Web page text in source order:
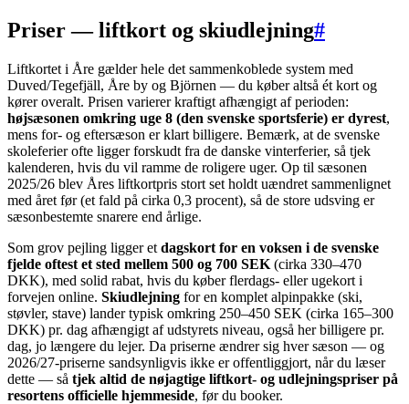
Priser — liftkort og skiudlejning#
Liftkortet i Åre gælder hele det sammenkoblede system med
Duved/Tegefjäll, Åre by og Björnen — du køber altså ét kort og
kører overalt. Prisen varierer kraftigt afhængigt af perioden:
højsæsonen omkring uge 8 (den svenske sportsferie) er dyrest,
mens for- og eftersæson er klart billigere. Bemærk, at de svenske
skoleferier ofte ligger forskudt fra de danske vinterferier, så tjek
kalenderen, hvis du vil ramme de roligere uger. Op til sæsonen
2025/26 blev Åres liftkortpris stort set holdt uændret sammenlignet
med året før (et fald på cirka 0,3 procent), så de store udsving er
sæsonbestemte snarere end årlige.
Som grov pejling ligger et dagskort for en voksen i de svenske
fjelde oftest et sted mellem 500 og 700 SEK (cirka 330–470
DKK), med solid rabat, hvis du køber flerdags- eller ugekort i
forvejen online. Skiudlejning for en komplet alpinpakke (ski,
støvler, stave) lander typisk omkring 250–450 SEK (cirka 165–300
DKK) pr. dag afhængigt af udstyrets niveau, også her billigere pr.
dag, jo længere du lejer. Da priserne ændrer sig hver sæson — og
2026/27-priserne sandsynligvis ikke er offentliggjort, når du læser
dette — så tjek altid de nøjagtige liftkort- og udlejningspriser på
resortens officielle hjemmeside, før du booker.